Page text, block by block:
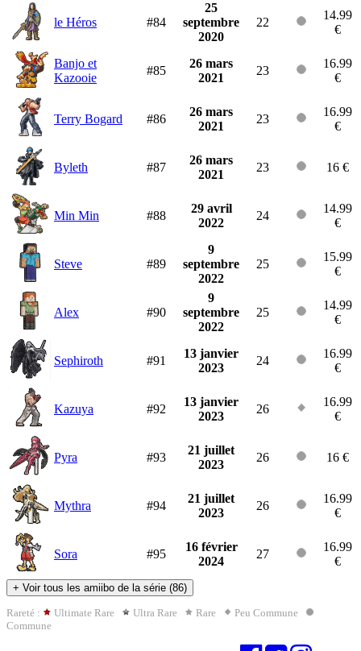
le Héros #84
25
septembre
2020
22
14.99
€
Banjo et
Kazooie
#85
26 mars
2021
23
16.99
€
Terry Bogard #86
26 mars
2021
23
16.99
€
Byleth #87
26 mars
2021
23 16 €
Min Min #88
29 avril
2022
24
14.99
€
Steve #89
9
septembre
2022
25
15.99
€
Alex #90
9
septembre
2022
25
14.99
€
Sephiroth #91
13 janvier
2023
24
16.99
€
Kazuya #92
13 janvier
2023
26
16.99
€
Pyra #93
21 juillet
2023
26 16 €
Mythra #94
21 juillet
2023
26
16.99
€
Sora #95
16 février
2024
27
16.99
€
+ Voir tous les amiibo de la série (86)
Rareté : Ultimate Rare Ultra Rare Rare
Peu Commune
Commune